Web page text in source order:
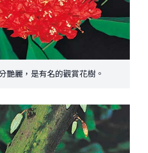
艷麗，是有名的觀賞花樹。